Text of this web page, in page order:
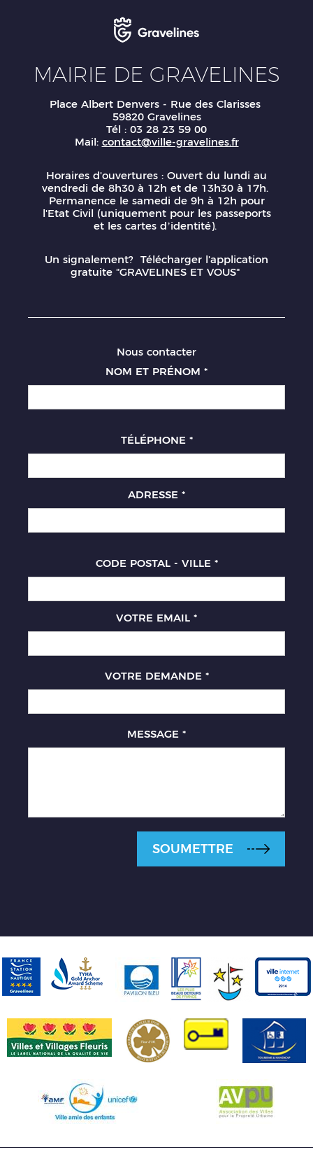
MAIRIE DE GRAVELINES
Place Albert Denvers - Rue des Clarisses
59820 Gravelines
Tél : 03 28 23 59 00
Mail: contact@ville-gravelines.fr
Horaires d'ouvertures : Ouvert du lundi au
vendredi de 8h30 à 12h et de 13h30 à 17h.
Permanence le samedi de 9h à 12h pour
l'Etat Civil (uniquement pour les passeports
et les cartes d’identité).
Un signalement? Télécharger l'application
gratuite "GRAVELINES ET VOUS"
Nous contacter
NOM ET PRÉNOM *
TÉLÉPHONE *
ADRESSE *
CODE POSTAL - VILLE *
VOTRE EMAIL *
VOTRE DEMANDE *
MESSAGE *
SOUMETTRE